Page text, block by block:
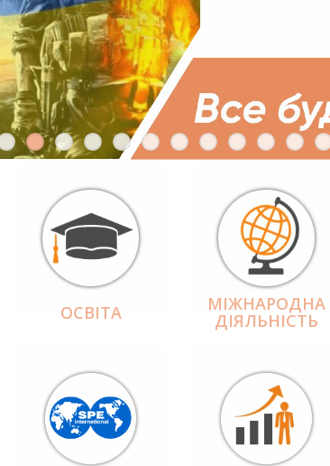
ОСВІТА МІЖНАРОДНА
ДІЯЛЬНІCТЬ